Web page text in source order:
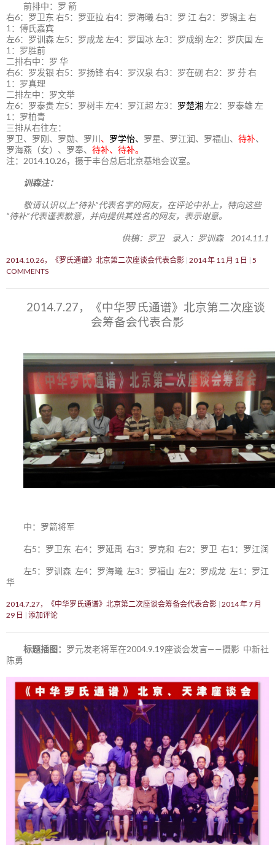
前排中：罗 箭
右6：罗卫东 右5：罗亚拉 右4：罗海曦 右3：罗 江 右2：罗锡主 右
1：傅氏嘉宾
左6：罗训森 左5：罗成龙 左4：罗国冰 左3：罗成纲 左2：罗庆国 左
1：罗胜前
二排右中：罗 华
右6：罗发银 右5：罗扬锋 右4：罗汉泉 右3：罗在砚 右2：罗 芬 右
1：罗真理
二排左中：罗文举
左6：罗泰贵 左5：罗树丰 左4：罗江超 左3： 罗楚湘 左2：罗泰雄 左
1：罗柏青
三排从右往左：
罗卫、罗刚、罗勋、罗川 、 罗学怡、 罗星、罗江润、罗福山、 待补、
罗海燕（女）、罗奉、 待补、待补。
注：2014.10.26，摄于丰台总后北京基地会议室。
训森注：
敬请认识以上“待补”代表名字的网友，在评论中补上，特向这些
“待补”代表谨表歉意，并向提供其姓名的网友，表示谢意。
供稿：罗卫 录入：罗训森 2014.11.1
2014.10.26，《罗氏通谱》北京第二次座谈会代表合影 2014 年 11 月 1 日
5
COMMENTS
2014.7.27，《中华罗氏通谱》北京第二次座谈
会筹备会代表合影
中：罗箭将军
右5：罗卫东 右4：罗延禹 右3：罗克和 右2：罗卫 右1：罗江润
左5：罗训森 左4：罗海曦 左3：罗福山 左2：罗成龙 左1：罗江
华
2014.7.27，《中华罗氏通谱》北京第二次座谈会筹备会代表合影 2014 年 7 月
29 日
添加评论
标题插图： 罗元发老将军在2004.9.19座谈会发言——摄影 中新社
陈勇